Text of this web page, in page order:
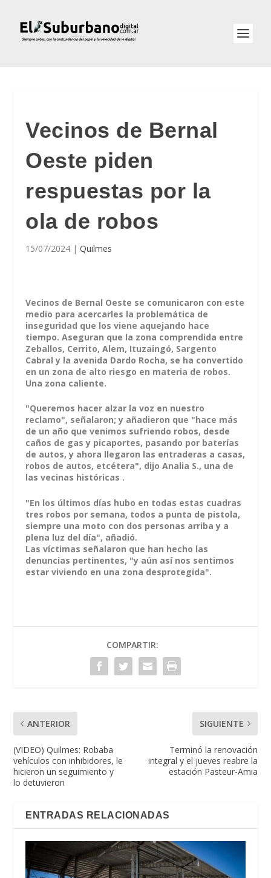
Vecinos de Bernal
Oeste piden
respuestas por la
ola de robos
15/07/2024 |Quilmes
Vecinos de Bernal Oeste se comunicaron con este
medio para acercarles la problemática de
inseguridad que los viene aquejando hace
tiempo. Aseguran que la zona comprendida entre
Zeballos, Cerrito, Alem, Ituzaingó, Sargento
Cabral y la avenida Dardo Rocha, se ha convertido
en un zona de alto riesgo en materia de robos.
Una zona caliente.
"Queremos hacer alzar la voz en nuestro
reclamo", señalaron; y añadieron que "hace más
de un año que venimos sufriendo robos, desde
caños de gas y picaportes, pasando por baterías
de autos, y ahora llegaron las entraderas a casas,
robos de autos, etcétera", dijo Analia S., una de
las vecinas históricas .
"En los últimos días hubo en todas estas cuadras
tres robos por semana, todos a punta de pistola,
siempre una moto con dos personas arriba y a
plena luz del día", añadió.
Las víctimas señalaron que han hecho las
denuncias pertinentes, "y aún así nos sentimos
estar viviendo en una zona desprotegida".
COMPARTIR:
ANTERIOR
(VIDEO) Quilmes: Robaba
vehículos con inhibidores, le
hicieron un seguimiento y
lo detuvieron
SIGUIENTE
Terminó la renovación
integral y el jueves reabre la
estación Pasteur-Amia
ENTRADAS RELACIONADAS